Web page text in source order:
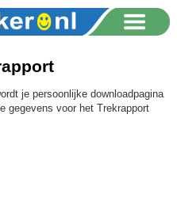
je persoonlijke downloadpagina
gegevens voor het Trekrapport